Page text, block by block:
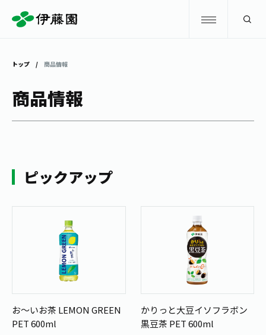
お〜いお茶
TULLY'S COFFEE
1日分の野菜
商品情報
ブランドから探す
お茶を知る・楽しむ
お茶のいれ方
動画ギャラリー
レシピ集
体験・イベント
体験・イベント
工場見学
お茶の複合型博物館
店舗・通販
伊藤園の店舗トップ
お客様相談室
トップ 商品情報
商品情報
ピックアップ
お～いお茶 LEMON GREEN
PET 600ml
かりっと大豆イソフラボン
黒豆茶 PET 600ml